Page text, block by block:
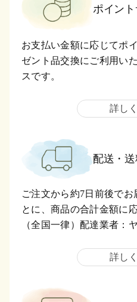
ポイン
お支払い金額に応じてポ
ゼント品交換にご利用い
スです。
詳し
配送・
ご注文から約7日前後で
とに、商品の合計金額に
（全国一律）配達業者：
詳し